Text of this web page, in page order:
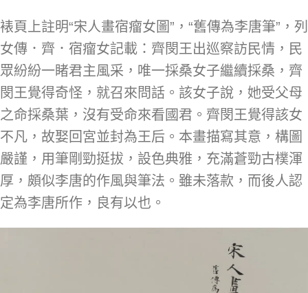
裱頁上註明“宋人畫宿瘤女圖”，“舊傳為李唐筆”，列
女傳．齊．宿瘤女記載：齊閔王出巡察訪民情，民
眾紛紛一睹君主風采，唯一採桑女子繼續採桑，齊
閔王覺得奇怪，就召來問話。該女子說，她受父母
之命採桑葉，沒有受命來看國君。齊閔王覺得該女
不凡，故娶回宮並封為王后。本畫描寫其意，構圖
嚴謹，用筆剛勁挺拔，設色典雅，充滿蒼勁古樸渾
厚，頗似李唐的作風與筆法。雖未落款，而後人認
定為李唐所作，良有以也。